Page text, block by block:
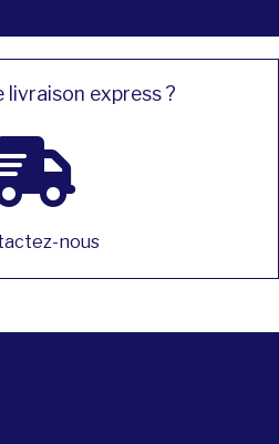
livraison express ?
nous